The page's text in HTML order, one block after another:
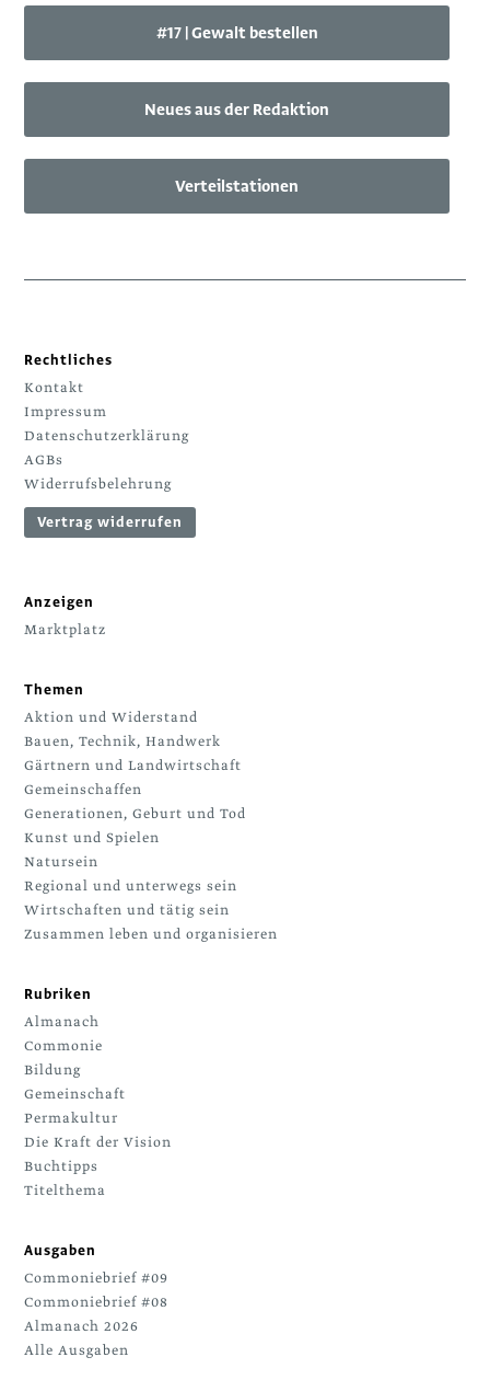
#17 | Gewalt bestellen
Neues aus der Redaktion
Verteilstationen
Rechtliches
Kontakt
Impressum
Datenschutzerklärung
AGBs
Widerrufsbelehrung
Vertrag widerrufen
Anzeigen
Marktplatz
Themen
Aktion und Widerstand
Bauen, Technik, Handwerk
Gärtnern und Landwirtschaft
Gemeinschaffen
Generationen, Geburt und Tod
Kunst und Spielen
Natursein
Regional und unterwegs sein
Wirtschaften und tätig sein
Zusammen leben und organisieren
Rubriken
Almanach
Commonie
Bildung
Gemeinschaft
Permakultur
Die Kraft der Vision
Buchtipps
Titelthema
Ausgaben
Commoniebrief #09
Commoniebrief #08
Almanach 2026
Alle Ausgaben